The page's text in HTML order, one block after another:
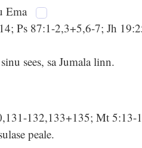
Ema
Ps 87:1-2,3+5,6-7; Jh
sees, sa Jumala linn.
132,133+135; Mt 5:13-
peale.